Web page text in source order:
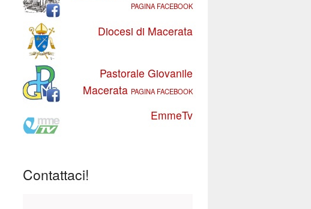
PAGINA FACEBOOK
Diocesi di Macerata
Pastorale Giovanile
Macerata PAGINA FACEBOOK
EmmeTv
Contattaci!